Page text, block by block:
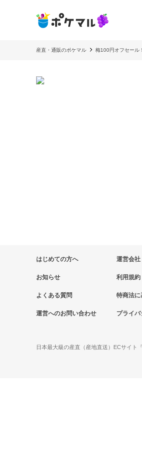
産直・通販のポケマル 梅100円オフセール！
はじめての方へ
お知らせ
よくある質問
運営へのお問い合わせ
運営会社
利用規約
特商法に
プライ
日本最大級の産直（産地直送）ECサイト